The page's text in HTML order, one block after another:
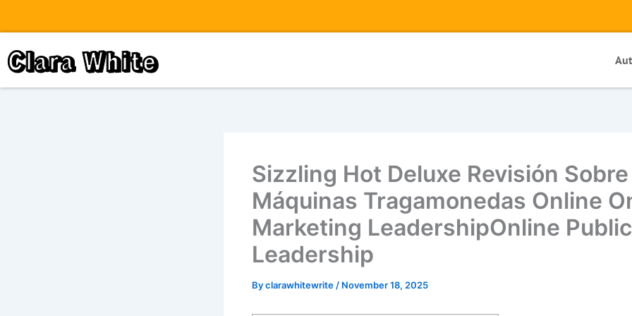
Clara White
Sizzling Hot Deluxe Revisión Sobre
Máquinas Tragamonedas Online
Marketing LeadershipOnline
Leadership
Byclarawhitewrite / November 18, 2025